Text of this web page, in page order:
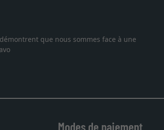
je suis tombée sur ce site. Le choix et la
les temps. J'espère revenir pour une autre
Modes de paiement